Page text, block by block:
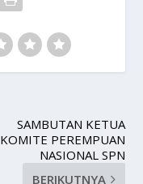
SAMBUTAN KETUA
KOMITE PEREMPUAN
NASIONAL SPN
BERIKUTNYA